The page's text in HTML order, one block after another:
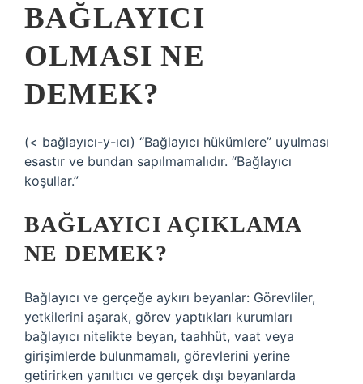
BAĞLAYICI
OLMASI NE
DEMEK?
(< bağlayıcı-y-ıcı) “Bağlayıcı hükümlere” uyulması
esastır ve bundan sapılmamalıdır. “Bağlayıcı
koşullar.”
BAĞLAYICI AÇIKLAMA
NE DEMEK?
Bağlayıcı ve gerçeğe aykırı beyanlar: Görevliler,
yetkilerini aşarak, görev yaptıkları kurumları
bağlayıcı nitelikte beyan, taahhüt, vaat veya
girişimlerde bulunmamalı, görevlerini yerine
getirirken yanıltıcı ve gerçek dışı beyanlarda